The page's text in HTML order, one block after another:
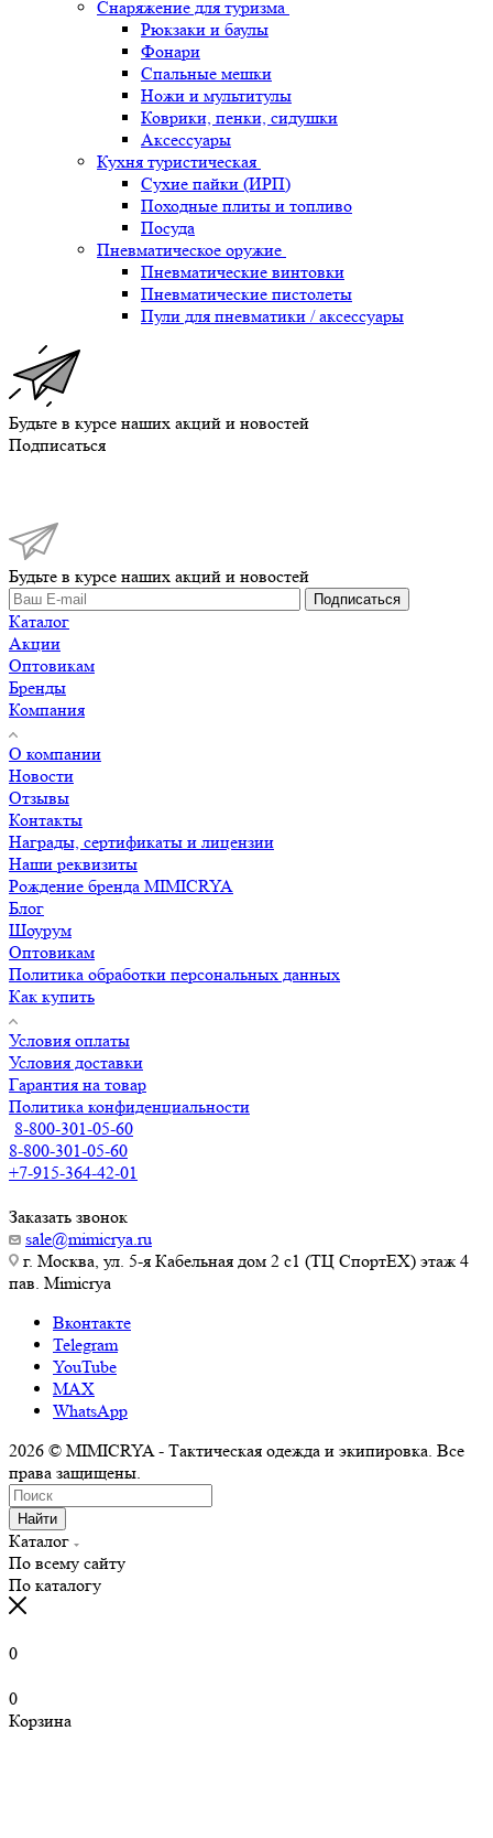
Снаряжение для туризма
Рюкзаки и баулы
Фонари
Спальные мешки
Ножи и мультитулы
Коврики, пенки, сидушки
Аксессуары
Кухня туристическая
Сухие пайки (ИРП)
Походные плиты и топливо
Посуда
Пневматическое оружие
Пневматические винтовки
Пневматические пистолеты
Пули для пневматики / аксессуары
Будьте в курсе наших акций и новостей
Подписаться
Будьте в курсе наших акций и новостей
Подписаться
Каталог
Акции
Оптовикам
Бренды
Компания
О компании
Новости
Отзывы
Контакты
Награды, сертификаты и лицензии
Наши реквизиты
Рождение бренда MIMICRYA
Блог
Шоурум
Оптовикам
Политика обработки персональных данных
Как купить
Условия оплаты
Условия доставки
Гарантия на товар
Политика конфиденциальности
8-800-301-05-60
8-800-301-05-60
+7-915-364-42-01
Заказать звонок
sale@mimicrya.ru
г. Москва, ул. 5-я Кабельная дом 2 с1 (ТЦ СпортEX) этаж 4
пав. Mimicrya
Вконтакте
Telegram
YouTube
MAX
WhatsApp
2026 © MIMICRYA - Тактическая одежда и экипировка. Все
права защищены.
Найти
Каталог
По всему сайту
По каталогу
0
0
Корзина